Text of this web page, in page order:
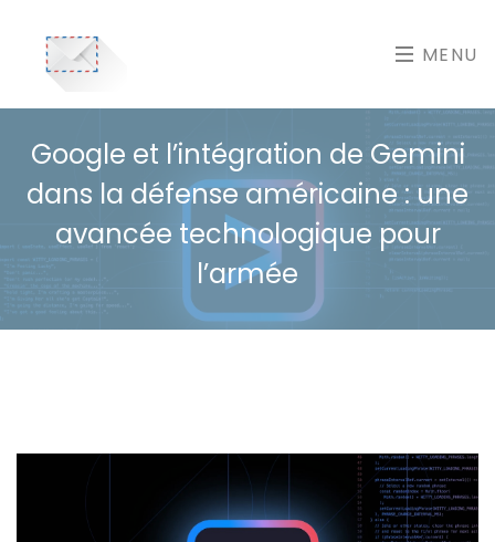
MENU
Google et l’intégration de Gemini
dans la défense américaine : une
avancée technologique pour
l’armée